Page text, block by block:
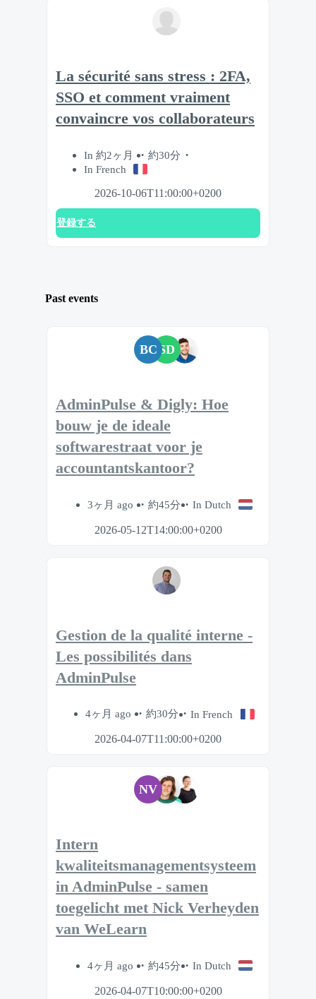
La sécurité sans stress : 2FA,
SSO et comment vraiment
convaincre vos collaborateurs
In 約2ヶ月
約30分
In French
2026-10-06T11:00:00+0200
登録する
Past events
BC SD
AdminPulse & Digly: Hoe
bouw je de ideale
softwarestraat voor je
accountantskantoor?
3ヶ月 ago 約45分 In Dutch
2026-05-12T14:00:00+0200
Gestion de la qualité interne -
Les possibilités dans
AdminPulse
4ヶ月 ago 約30分 In French
2026-04-07T11:00:00+0200
NV
Intern
kwaliteitsmanagementsysteem
in AdminPulse - samen
toegelicht met Nick Verheyden
van WeLearn
4ヶ月 ago 約45分 In Dutch
2026-04-07T10:00:00+0200